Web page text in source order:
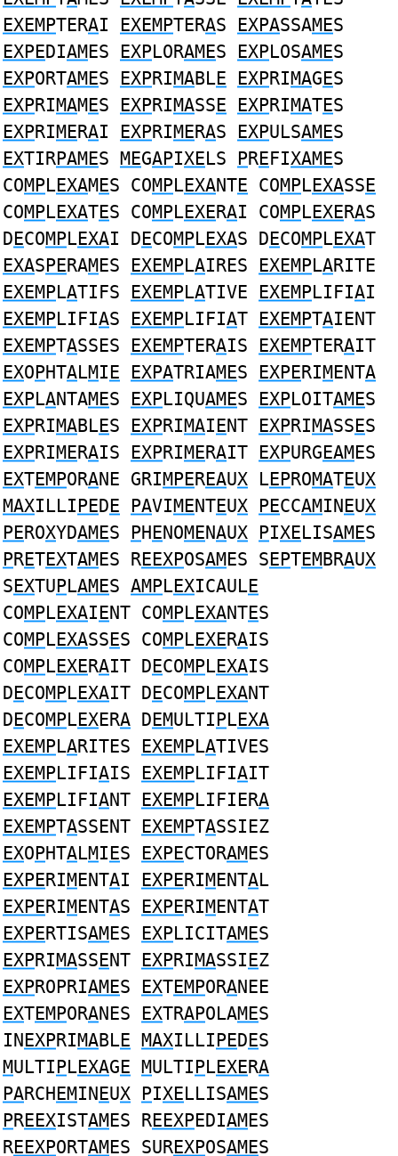
EXEMPTERAI EXEMPTERAS EXPASSAMES
EXPEDIAMES EXPLORAMES EXPLOSAMES
EXPORTAMES EXPRIMABLE EXPRIMAGES
EXPRIMAMES EXPRIMASSE EXPRIMATES
EXPRIMERAI EXPRIMERAS EXPULSAMES
EXTIRPAMES MEGAPIXELS PREFIXAMES
COMPLEXAMES COMPLEXANTE COMPLEXASSE
COMPLEXATES COMPLEXERAI COMPLEXERAS
DECOMPLEXAI DECOMPLEXAS DECOMPLEXAT
EXASPERAMES EXEMPLAIRES EXEMPLARITE
EXEMPLATIFS EXEMPLATIVE EXEMPLIFIAI
EXEMPLIFIAS EXEMPLIFIAT EXEMPTAIENT
EXEMPTASSES EXEMPTERAIS EXEMPTERAIT
EXOPHTALMIE EXPATRIAMES EXPERIMENTA
EXPLANTAMES EXPLIQUAMES EXPLOITAMES
EXPRIMABLES EXPRIMAIENT EXPRIMASSES
EXPRIMERAIS EXPRIMERAIT EXPURGEAMES
EXTEMPORANE GRIMPEREAUX LEPROMATEUX
MAXILLIPEDE PAVIMENTEUX PECCAMINEUX
PEROXYDAMES PHENOMENAUX PIXELISAMES
PRETEXTAMES REEXPOSAMES SEPTEMBRAUX
SEXTUPLAMES AMPLEXICAULE
COMPLEXAIENT COMPLEXANTES
COMPLEXASSES COMPLEXERAIS
COMPLEXERAIT DECOMPLEXAIS
DECOMPLEXAIT DECOMPLEXANT
DECOMPLEXERA DEMULTIPLEXA
EXEMPLARITES EXEMPLATIVES
EXEMPLIFIAIS EXEMPLIFIAIT
EXEMPLIFIANT EXEMPLIFIERA
EXEMPTASSENT EXEMPTASSIEZ
EXOPHTALMIES EXPECTORAMES
EXPERIMENTAI EXPERIMENTAL
EXPERIMENTAS EXPERIMENTAT
EXPERTISAMES EXPLICITAMES
EXPRIMASSENT EXPRIMASSIEZ
EXPROPRIAMES EXTEMPORANEE
EXTEMPORANES EXTRAPOLAMES
INEXPRIMABLE MAXILLIPEDES
MULTIPLEXAGE MULTIPLEXERA
PARCHEMINEUX PIXELLISAMES
PREEXISTAMES REEXPEDIAMES
REEXPORTAMES SUREXPOSAMES